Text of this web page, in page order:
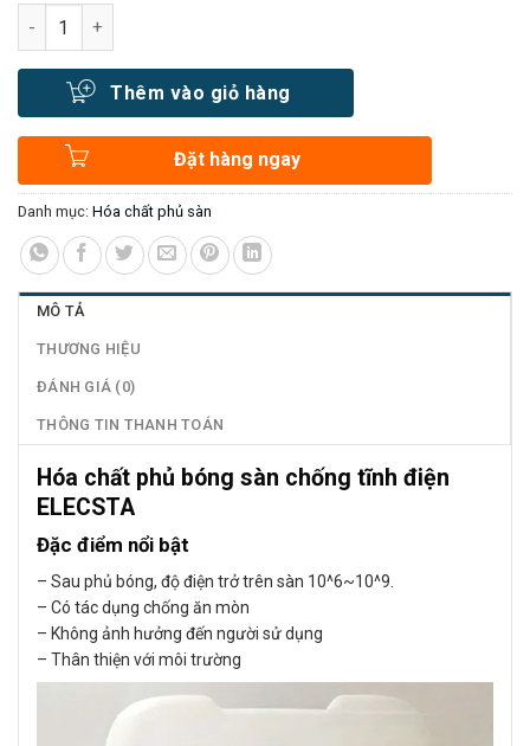
Số lượng
Thêm vào giỏ hàng
Đặt hàng ngay
Danh mục: Hóa chất phủ sàn
MÔ TẢ
THƯƠNG HIỆU
ĐÁNH GIÁ (0)
THÔNG TIN THANH TOÁN
Hóa chất phủ bóng sàn chống tĩnh điện
ELECSTA
Đặc điểm nổi bật
– Sau phủ bóng, độ điện trở trên sàn 10^6~10^9.
– Có tác dụng chống ăn mòn
– Không ảnh hưởng đến người sử dụng
– Thân thiện với môi trường